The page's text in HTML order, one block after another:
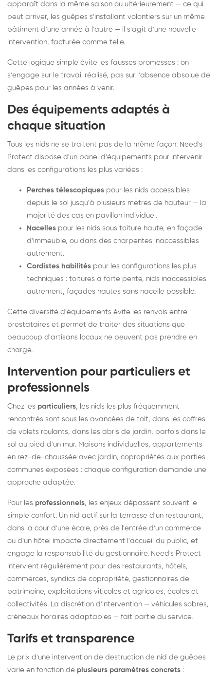
apparaît dans la même saison ou ultérieurement — ce qui
peut arriver, les guêpes s'installant volontiers sur un même
bâtiment d'une année à l'autre — il s'agit d'une nouvelle
intervention, facturée comme telle.
Cette logique simple évite les fausses promesses : on
s'engage sur le travail réalisé, pas sur l'absence absolue de
guêpes pour les années à venir.
Des équipements adaptés à
chaque situation
Tous les nids ne se traitent pas de la même façon. Need's
Protect dispose d'un panel d'équipements pour intervenir
dans les configurations les plus variées :
Perches télescopiques pour les nids accessibles
depuis le sol jusqu'à plusieurs mètres de hauteur — la
majorité des cas en pavillon individuel.
Nacelles pour les nids sous toiture haute, en façade
d'immeuble, ou dans des charpentes inaccessibles
autrement.
Cordistes habilités pour les configurations les plus
techniques : toitures à forte pente, nids inaccessibles
autrement, façades hautes sans nacelle possible.
Cette diversité d'équipements évite les renvois entre
prestataires et permet de traiter des situations que
beaucoup d'artisans locaux ne peuvent pas prendre en
charge.
Intervention pour particuliers et
professionnels
Chez les particuliers, les nids les plus fréquemment
rencontrés sont sous les avancées de toit, dans les coffres
de volets roulants, dans les abris de jardin, parfois dans le
sol au pied d'un mur. Maisons individuelles, appartements
en rez-de-chaussée avec jardin, copropriétés aux parties
communes exposées : chaque configuration demande une
approche adaptée.
Pour les professionnels, les enjeux dépassent souvent le
simple confort. Un nid actif sur la terrasse d'un restaurant,
dans la cour d'une école, près de l'entrée d'un commerce
ou d'un hôtel impacte directement l'accueil du public, et
engage la responsabilité du gestionnaire. Need's Protect
intervient régulièrement pour des restaurants, hôtels,
commerces, syndics de copropriété, gestionnaires de
patrimoine, exploitations viticoles et agricoles, écoles et
collectivités. La discrétion d'intervention — véhicules sobres,
créneaux horaires adaptables — fait partie du service.
Tarifs et transparence
Le prix d'une intervention de destruction de nid de guêpes
varie en fonction de plusieurs paramètres concrets :